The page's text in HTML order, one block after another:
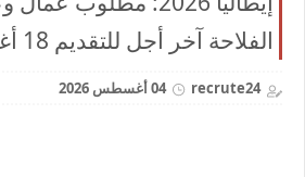
الفلاحة آخر أجل للتقديم 18 أغسطس 2026
recrute24 04 أغسطس 2026